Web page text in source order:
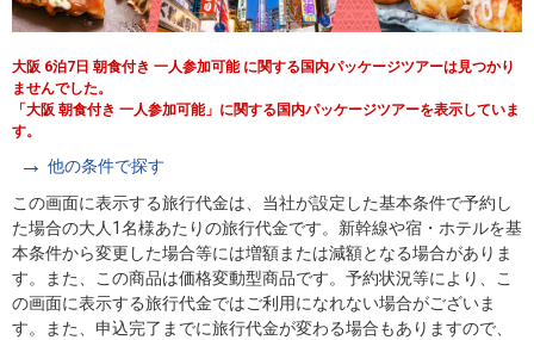
大阪 6泊7日 朝食付き 一人参加可能 に関する国内パッケージツアーは見つかり
ませんでした。
「大阪 朝食付き 一人参加可能」に関する国内パッケージツアーを表示していま
す。
他の条件で探す
この画面に表示する旅行代金は、当社が設定した基本条件で予約し
た場合の大人1名様あたりの旅行代金です。新幹線や宿・ホテルを基
本条件から変更した場合等には増額または減額となる場合がありま
す。また、この商品は価格変動型商品です。予約状況等により、こ
の画面に表示する旅行代金ではご利用になれない場合がございま
す。また、申込完了までに旅行代金が変わる場合もありますので、